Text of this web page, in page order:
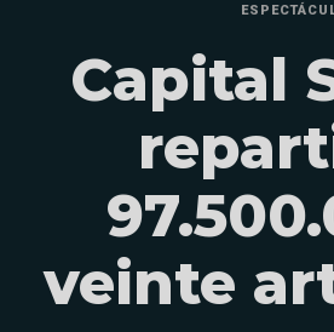
Capital
veinte